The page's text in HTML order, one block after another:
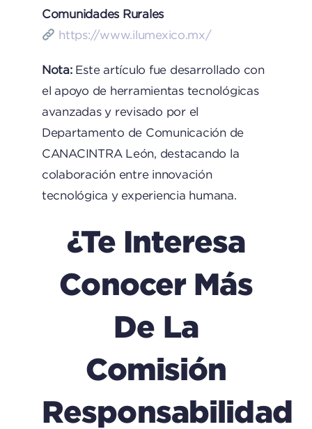
Comunidades Rurales
https://www.ilumexico.mx/
Nota:Este artículo fue desarrollado con
el apoyo de herramientas tecnológicas
avanzadas y revisado por el
Departamento de Comunicación de
CANACINTRA León, destacando la
colaboración entre innovación
tecnológica y experiencia humana.
¿Te Interesa
Conocer Más
De La
Comisión
Responsabilidad